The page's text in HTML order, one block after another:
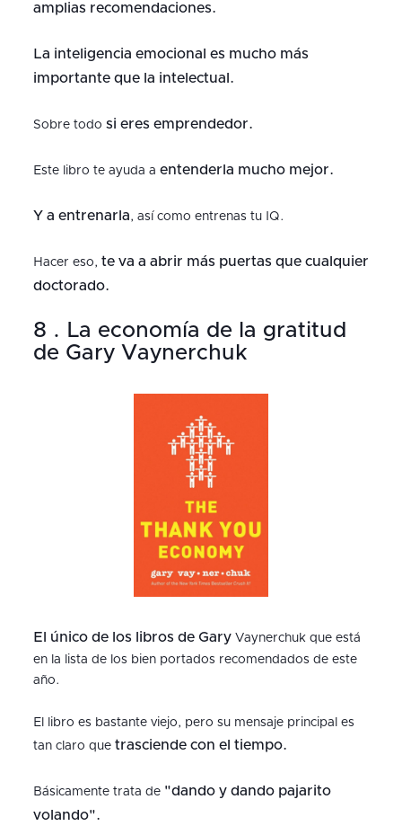
amplias recomendaciones.
La inteligencia emocional es mucho más
importante que la intelectual.
Sobre todo si eres emprendedor.
Este libro te ayuda a entenderla mucho mejor.
Y a entrenarla, así como entrenas tu IQ.
Hacer eso, te va a abrir más puertas que cualquier
doctorado.
8 . La economía de la gratitud
de Gary Vaynerchuk
El único de los libros de GaryVaynerchuk que está
en la lista de los bien portados recomendados de este
año.
El libro es bastante viejo, pero su mensaje principal es
tan claro que trasciende con el tiempo.
Básicamente trata de "dando y dando pajarito
volando".